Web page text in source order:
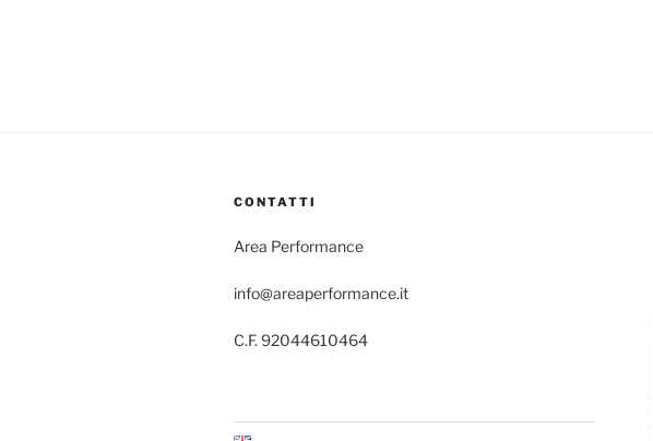
CONTATTI
Area Performance
info@areaperformance.it
C.F. 92044610464